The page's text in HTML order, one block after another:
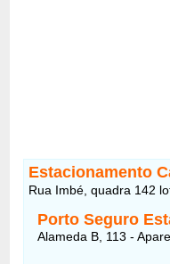
Estacionamento
Rua Imbé, quadra 142
Porto Seguro
Alameda B, 113 -